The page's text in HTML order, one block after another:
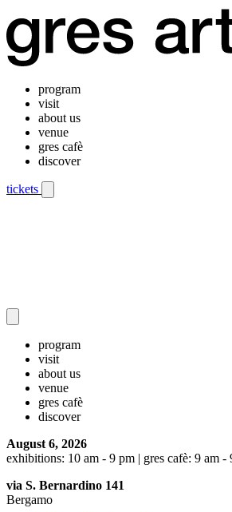
program
visit
about us
venue
gres cafè
discover
tickets
program
visit
about us
venue
gres cafè
discover
August 6, 2026
exhibitions: 10 am - 9 pm | gres cafè: 9 am -
via S. Bernardino 141
Bergamo